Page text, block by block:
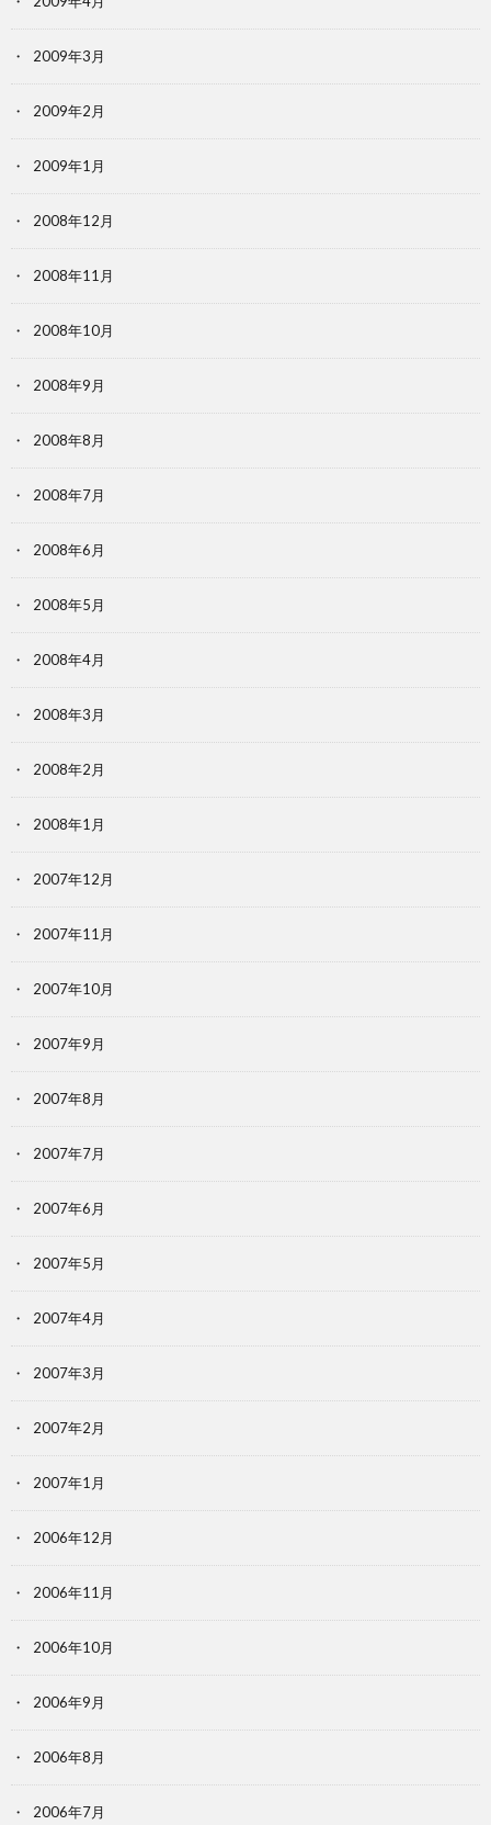
2009年3月
2009年2月
2009年1月
2008年12月
2008年11月
2008年10月
2008年9月
2008年8月
2008年7月
2008年6月
2008年5月
2008年4月
2008年3月
2008年2月
2008年1月
2007年12月
2007年11月
2007年10月
2007年9月
2007年8月
2007年7月
2007年6月
2007年5月
2007年4月
2007年3月
2007年2月
2007年1月
2006年12月
2006年11月
2006年10月
2006年9月
2006年8月
2006年7月